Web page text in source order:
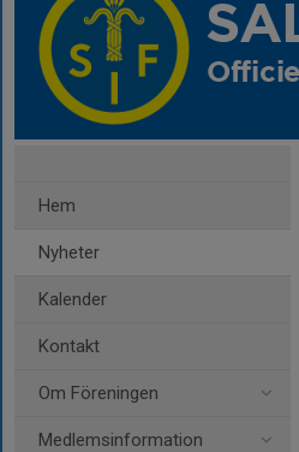
Hem
Nyheter
Kalender
Kontakt
Om Föreningen
Medlemsinformation